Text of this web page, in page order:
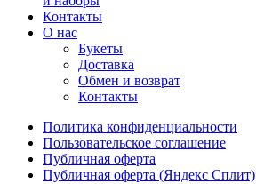
Контакты
О нас
Букеты
Доставка
Обмен и возврат
Контакты
Политика конфиденциальности
Пользовательское соглашение
Публичная оферта
Публичная оферта (Яндекс Сплит)